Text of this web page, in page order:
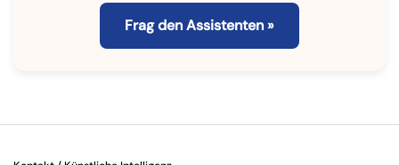
Frag den Assistenten »